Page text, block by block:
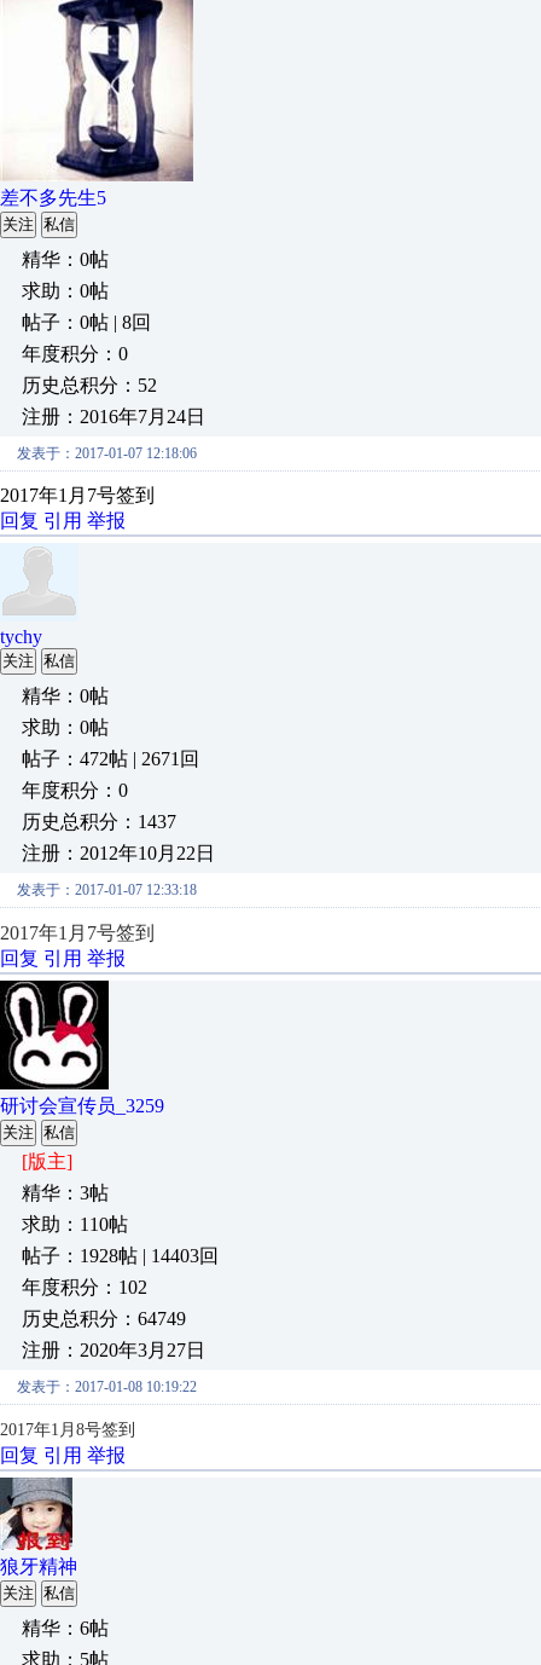
差不多先生5
关注 私信
精华：0帖
求助：0帖
帖子：0帖 | 8回
年度积分：0
历史总积分：52
注册：2016年7月24日
发表于：2017-01-07 12:18:06
2017年1月7号签到
回复 引用 举报
tychy
关注 私信
精华：0帖
求助：0帖
帖子：472帖 | 2671回
年度积分：0
历史总积分：1437
注册：2012年10月22日
发表于：2017-01-07 12:33:18
2017年1月7号签到
回复 引用 举报
研讨会宣传员_3259
关注 私信
[版主]
精华：3帖
求助：110帖
帖子：1928帖 | 14403回
年度积分：102
历史总积分：64749
注册：2020年3月27日
发表于：2017-01-08 10:19:22
2017年1月8号签到
回复 引用 举报
狼牙精神
关注 私信
精华：6帖
求助：5帖